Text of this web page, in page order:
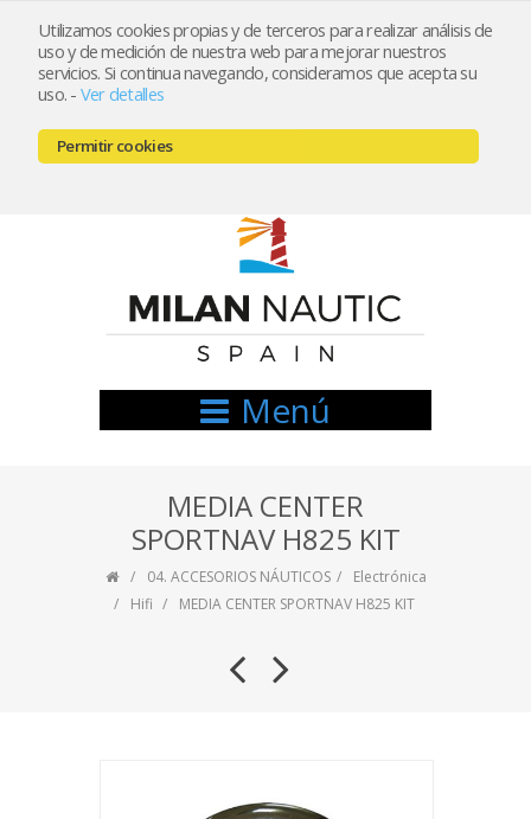
Utilizamos cookies propias y de terceros para realizar análisis de
uso y de medición de nuestra web para mejorar nuestros
servicios. Si continua navegando, consideramos que acepta su
uso. - Ver detalles
Permitir cookies
Registrarse Mi cuenta
666521122 // 654999333
Menú
MEDIA CENTER
SPORTNAV H825 KIT
04. ACCESORIOS NÁUTICOS
Electrónica
Hifi
MEDIA CENTER SPORTNAV H825 KIT